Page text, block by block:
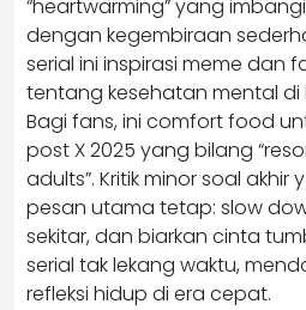
“heartwarming” yang
dengan kegembiraan
serial ini inspirasi meme dan
tentang kesehatan mental di
Bagi fans, ini comfort food
post X 2025 yang bilang
adults”. Kritik minor soal
pesan utama tetap: slow
sekitar, dan biarkan cinta
serial tak lekang waktu,
refleksi hidup di era cepat.